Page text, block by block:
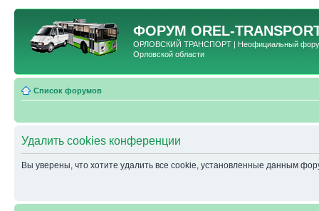
ФОРУМ OREL-
ОРЛОВСКИЙ ТРАНСПОРТ | Неофициальный форум
Орловской области
Список форумов
Удалить cookies конференции
Вы уверены, что хотите удалить все cookie, установленные данным